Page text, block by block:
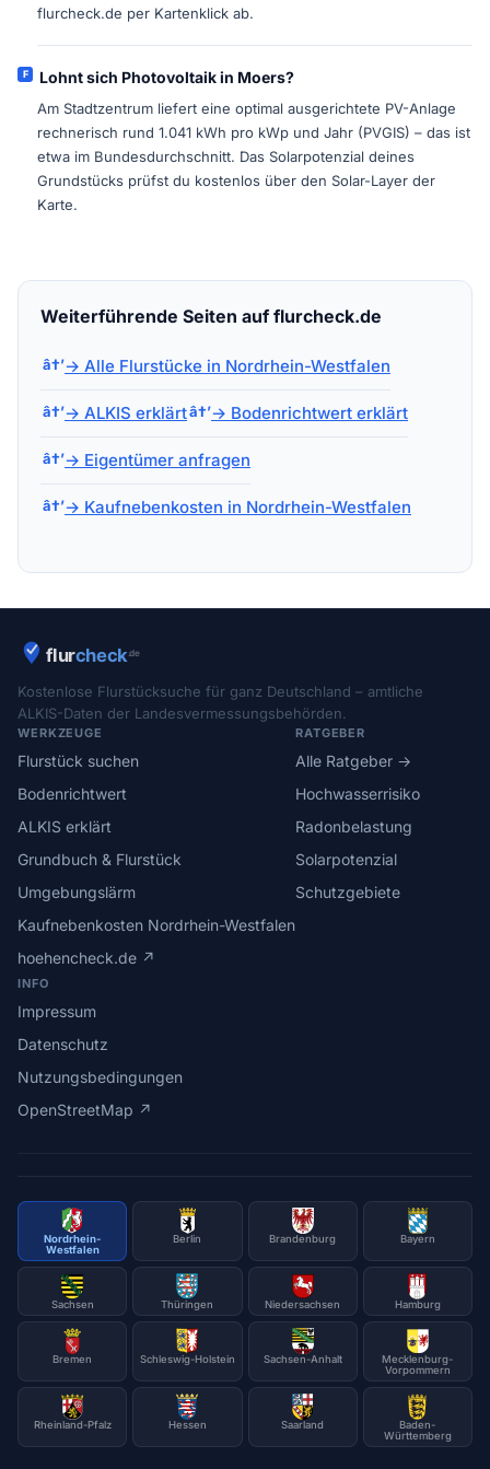
flurcheck.de per Kartenklick ab.
Lohnt sich Photovoltaik in Moers?
Am Stadtzentrum liefert eine optimal ausgerichtete PV-Anlage
rechnerisch rund 1.041 kWh pro kWp und Jahr (PVGIS) – das ist
etwa im Bundesdurchschnitt. Das Solarpotenzial deines
Grundstücks prüfst du kostenlos über den Solar-Layer der
Karte.
Weiterführende Seiten auf flurcheck.de
→ Alle Flurstücke in Nordrhein-Westfalen
→ ALKIS erklärt → Bodenrichtwert erklärt
→ Eigentümer anfragen
→ Kaufnebenkosten in Nordrhein-Westfalen
Kostenlose Flurstücksuche für ganz Deutschland – amtliche
ALKIS-Daten der Landesvermessungsbehörden.
WERKZEUGE
Flurstück suchen
Bodenrichtwert
ALKIS erklärt
Grundbuch & Flurstück
Umgebungslärm
Kaufnebenkosten Nordrhein-Westfalen
hoehencheck.de ↗
RATGEBER
Alle Ratgeber →
Hochwasserrisiko
Radonbelastung
Solarpotenzial
Schutzgebiete
INFO
Impressum
Datenschutz
Nutzungsbedingungen
OpenStreetMap ↗
Nordrhein-
Westfalen
Berlin Brandenburg Bayern
Sachsen Thüringen Niedersachsen Hamburg
Bremen Schleswig-Holstein Sachsen-Anhalt
Mecklenburg-
Vorpommern
Rheinland-Pfalz Hessen Saarland
Baden-
Württemberg